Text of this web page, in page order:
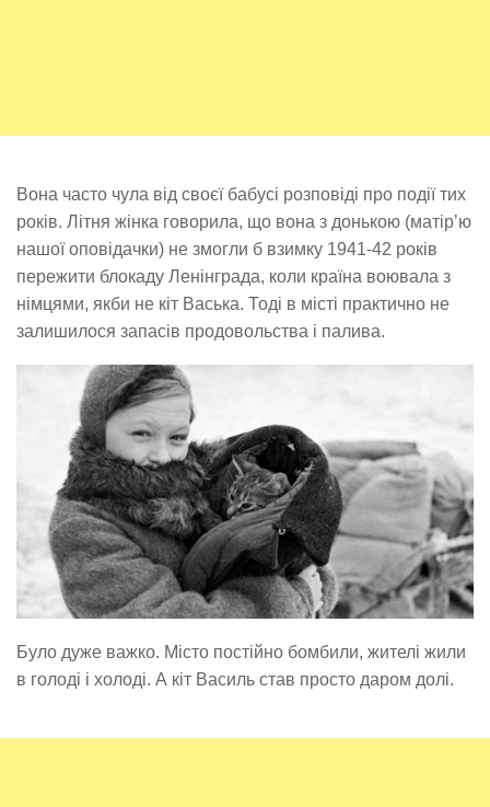
Вона часто чула від своєї бабусі розповіді про події тих
років. Літня жінка говорила, що вона з донькою (матір’ю
нашої оповідачки) не змогли б взимку 1941-42 років
пережити блокаду Ленінграда, коли країна воювала з
німцями, якби не кіт Васька. Тоді в місті практично не
залишилося запасів продовольства і палива.
Було дуже важко. Місто постійно бомбили, жителі жили
в голоді і холоді. А кіт Василь став просто даром долі.